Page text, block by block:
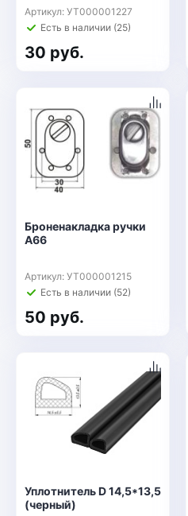
Артикул: УТ000001227
Есть в наличии (25)
30 руб.
Броненакладка ручки
А66
Артикул: УТ000001215
Есть в наличии (52)
50 руб.
Уплотнитель D 14,5*13,5
(черный)